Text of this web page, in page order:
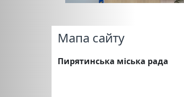
Мапа сайту
Пирятинська міська рада